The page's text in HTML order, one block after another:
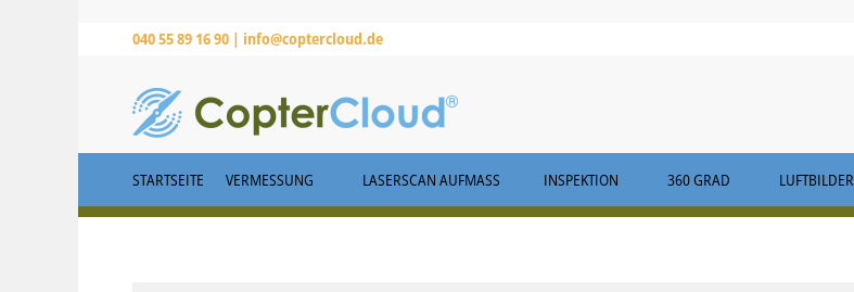
040 55 89 16 90 | info@coptercloud.de
STARTSEITE VERMESSUNG LASERSCAN AUFMASS INSPEKTION 360 GRAD LUFTBILDER